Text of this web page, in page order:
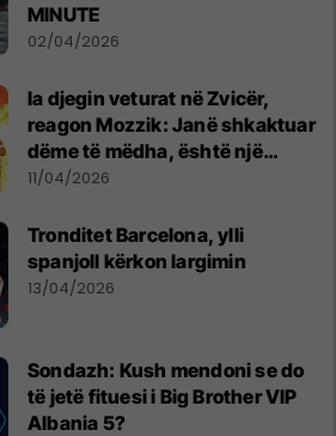
MINUTE
02/04/2026
Ia djegin veturat në Zvicër,
reagon Mozzik: Janë shkaktuar
dëme të mëdha, është një
bandë nga Franca
11/04/2026
Tronditet Barcelona, ylli
spanjoll kërkon largimin
13/04/2026
Sondazh: Kush mendoni se do
të jetë fituesi i Big Brother VIP
Albania 5?